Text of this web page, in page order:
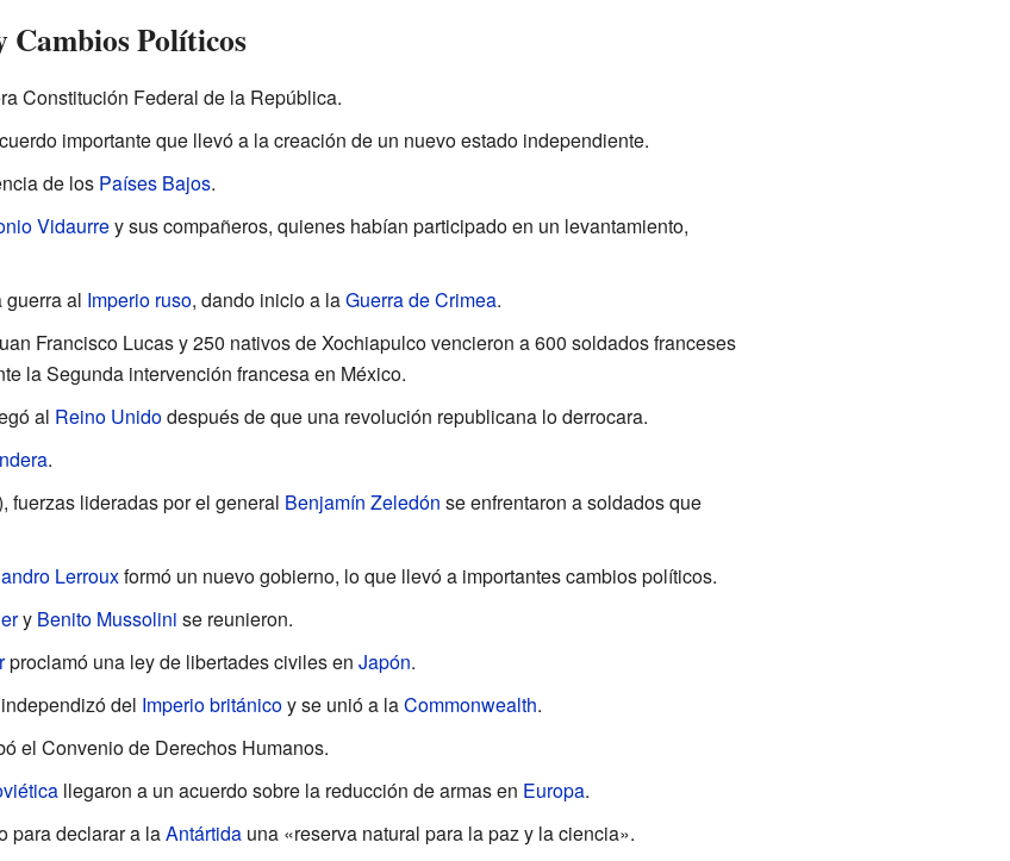
Cambios Políticos
Constitución Federal de la República.
importante que llevó a la creación de un nuevo estado independiente.
de los Países Bajos.
Vidaurrey sus compañeros, quienes habían participado en un levantamiento,
al Imperio ruso, dando inicio a laGuerra de Crimea.
Francisco Lucas y 250 nativos de Xochiapulco vencieron a 600 soldados franceses
la Segunda intervención francesa en México.
al Reino Unidodespués de que una revolución republicana lo derrocara.
.
fuerzas lideradas por el general Benjamín Zeledón se enfrentaron a soldados que
Lerrouxformó un nuevo gobierno, lo que llevó a importantes cambios políticos.
y Benito Mussolini se reunieron.
proclamó una ley de libertades civiles en Japón.
del Imperio británicoy se unió a laCommonwealth.
el Convenio de Derechos Humanos.
llegaron a un acuerdo sobre la reducción de armas en Europa.
para declarar a laAntártidauna «reserva natural para la paz y la ciencia».